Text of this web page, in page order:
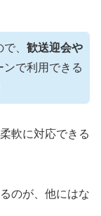
、 歓送迎会や
で利用できる
軟に対応できる
のが、他にはな